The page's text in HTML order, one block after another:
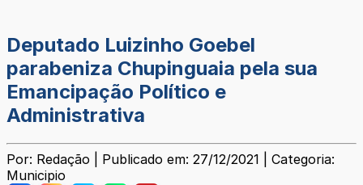
Deputado Luizinho Goebel
parabeniza Chupinguaia pela sua
Emancipação Político e
Administrativa
Por: Redação | Publicado em: 27/12/2021 | Categoria:
Municipio